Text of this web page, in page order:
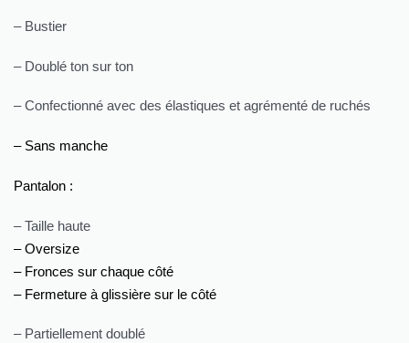
– Bustier
– Doublé ton sur ton
– Confectionné avec des élastiques et agrémenté de ruchés
– Sans manche
Pantalon :
– Taille haute
– Oversize
– Fronces sur chaque côté
– Fermeture à glissière sur le côté
– Partiellement doublé